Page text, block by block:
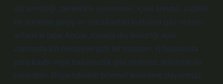
diş temizliği, genellikle yenilenme, içsel arınma, sağlıklı
bir döneme geçiş ve sorunlardan kurtulma gibi olumlu
anlamlar taşır. Ancak, rüyada diş temizliği aynı
zamanda kin besleyen gizli bir düşman, iş hayatında
para kaybı veya başarısızlık gibi olumsuz anlamlar da
taşıyabilir. Rüya tabirleri bilimsel temellere dayanmaz.